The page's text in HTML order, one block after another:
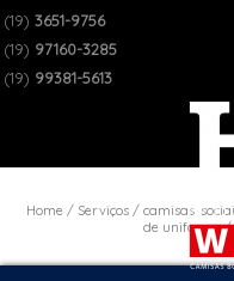
(19) 3651-9756
(19) 97160-3285
(19) 99381-5613
Home Serviços
camisas
de uniforme